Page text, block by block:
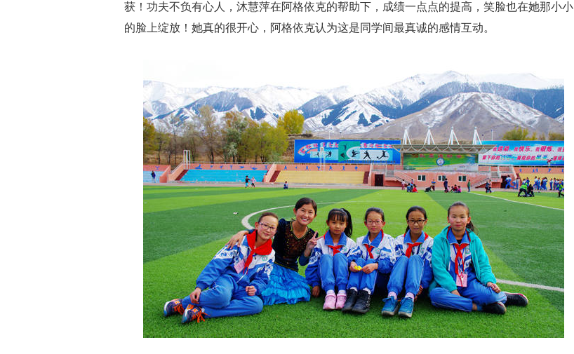
获！功夫不负有心人，沐慧萍在阿格依克的帮助下，成绩一点点的提高，笑脸也在她那小小
的脸上绽放！她真的很开心，阿格依克认为这是同学间最真诚的感情互动。